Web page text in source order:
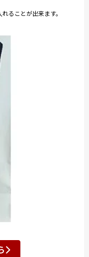
ることが出来ます。